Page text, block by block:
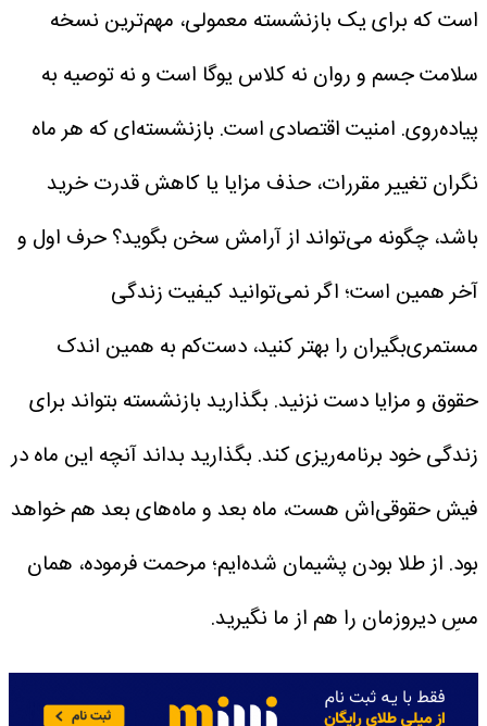
است که برای یک بازنشسته معمولی، مهم‌ترین نسخه
سلامت جسم و روان نه کلاس یوگا است و نه توصیه به
پیاده‌روی. امنیت اقتصادی است. بازنشسته‌ای که هر ماه
نگران تغییر مقررات، حذف مزایا یا کاهش قدرت خرید
باشد، چگونه می‌تواند از آرامش سخن بگوید؟حرف اول و
آخر همین است؛ اگر نمی‌توانید کیفیت زندگی
مستمری‌بگیران را بهتر کنید، دست‌کم به همین اندک
حقوق و مزایا دست نزنید. بگذارید بازنشسته بتواند برای
زندگی خود برنامه‌ریزی کند. بگذارید بداند آنچه این ماه در
فیش حقوقی‌اش هست، ماه‌ بعد و ماه‌های بعد هم خواهد
بود. از طلا بودن پشیمان شده‌ایم؛ مرحمت فرموده، همان
مسِ دیروزمان را هم از ما نگیرید.